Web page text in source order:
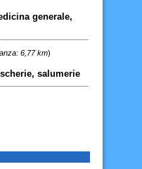
generale,
6,77 km)
salumerie